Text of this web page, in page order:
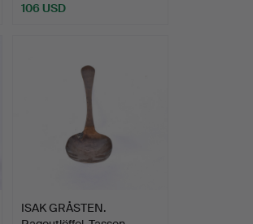
106 USD
ISAK GRÅSTEN.